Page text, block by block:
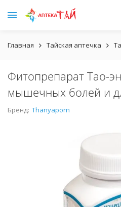
Главная Тайская аптечка
Фитопрепарат Тао-
мышечных болей и
Бренд: Thanyaporn